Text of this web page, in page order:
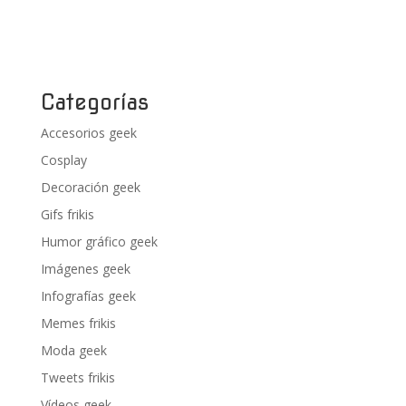
Categorías
Accesorios geek
Cosplay
Decoración geek
Gifs frikis
Humor gráfico geek
Imágenes geek
Infografías geek
Memes frikis
Moda geek
Tweets frikis